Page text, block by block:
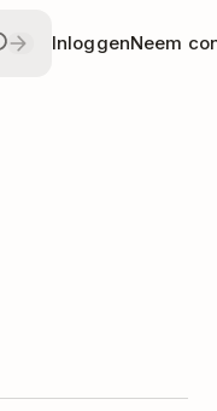
InloggenNeem